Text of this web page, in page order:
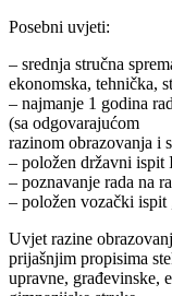
Posebni uvjeti:
– srednja stručna
ekonomska, tehnička,
– najmanje 1 godina
(sa odgovarajućom
razinom obrazovanja i
– položen državni ispit
– poznavanje rada na
– položen vozački ispit
Uvjet razine
prijašnjim propisima
upravne, građevinske,